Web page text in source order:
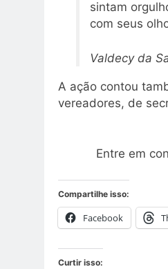
sintam
com seus
Valdecy da
A ação contou
vereadores, de
Entre em
Compartilhe isso:
Facebook
Curtir isso: